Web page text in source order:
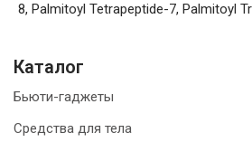
8, Palmitoyl Tetrapeptide-7, Palmitoyl
Каталог
Бьюти-гаджеты
Средства для тела